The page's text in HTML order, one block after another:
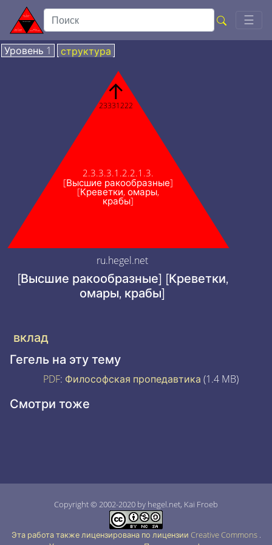
☰
Уровень 1 структура
2.3.3.3.1.2.2.1.3.
[Высшие ракообразные]
[Креветки, омары,
крабы]
↑
23331222
ru.hegel.net
[Высшие ракообразные] [Креветки,
омары, крабы]
вклад
Гегель на эту тему
PDF: Философская пропедавтика (1.4 MB)
Смотри тоже
Copyright © 2002-2020 by hegel.net, Kai Froeb
Эта работа также лицензирована по лицензии Creative Commons .